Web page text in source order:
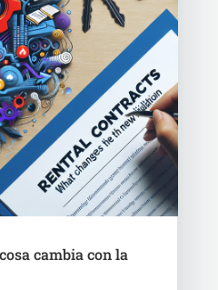
cambia con la